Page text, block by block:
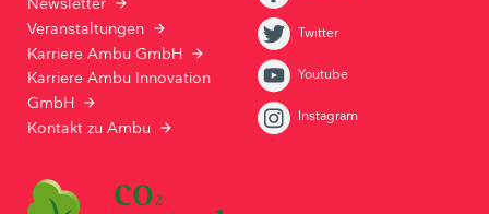
Newsletter
Veranstaltungen
Karriere Ambu GmbH
Karriere Ambu Innovation
GmbH
Kontakt zu Ambu
Twitter
Youtube
Instagram